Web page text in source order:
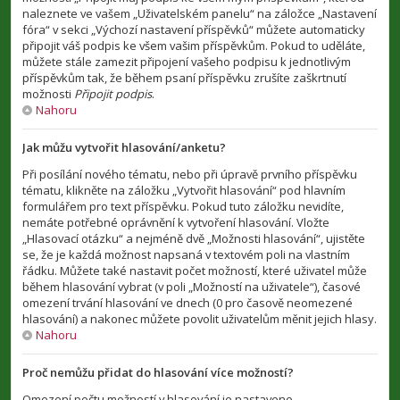
naleznete ve vašem „Uživatelském panelu“ na záložce „Nastavení
fóra“ v sekci „Výchozí nastavení příspěvků“ můžete automaticky
připojit váš podpis ke všem vašim příspěvkům. Pokud to uděláte,
můžete stále zamezit připojení vašeho podpisu k jednotlivým
příspěvkům tak, že během psaní příspěvku zrušíte zaškrtnutí
možnosti Připojit podpis.
Nahoru
Jak můžu vytvořit hlasování/anketu?
Při posílání nového tématu, nebo při úpravě prvního příspěvku
tématu, klikněte na záložku „Vytvořit hlasování“ pod hlavním
formulářem pro text příspěvku. Pokud tuto záložku nevidíte,
nemáte potřebné oprávnění k vytvoření hlasování. Vložte
„Hlasovací otázku“ a nejméně dvě „Možnosti hlasování“, ujistěte
se, že je každá možnost napsaná v textovém poli na vlastním
řádku. Můžete také nastavit počet možností, které uživatel může
během hlasování vybrat (v poli „Možností na uživatele“), časové
omezení trvání hlasování ve dnech (0 pro časově neomezené
hlasování) a nakonec můžete povolit uživatelům měnit jejich hlasy.
Nahoru
Proč nemůžu přidat do hlasování více možností?